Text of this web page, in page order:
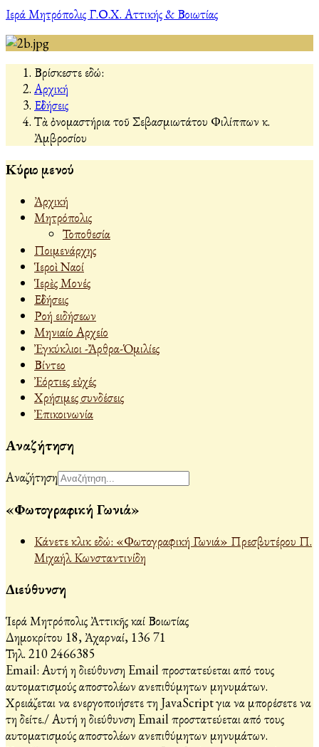
Ιερά Μητρόπολις Γ.Ο.Χ. Αττικής & Βοιωτίας
Βρίσκεστε εδώ:
Αρχική
Εἰδήσεις
Τὰ ὀνομαστήρια τοῦ Σεβασμιωτάτου Φιλίππων κ.
Ἀμβροσίου
Κύριο μενού
Ἀρχική
Μητρόπολις
Τοποθεσία
Ποιμενάρχης
Ἱεροὶ Ναοί
Ἱερὲς Μονές
Εἰδήσεις
Ροή ειδήσεων
Μηνιαίο Αρχείο
Ἐγκύκλιοι -Ἄρθρα-Ὁμιλίες
Βίντεο
Ἐόρτιες εὐχές
Χρήσιμες συνδέσεις
Ἐπικοινωνία
Αναζήτηση
Αναζήτηση
«Φωτογραφική Γωνιά»
Κάνετε κλικ εδώ: «Φωτογραφική Γωνιά» Πρεσβυτέρου Π.
Μιχαήλ Κωνσταντινίδη
Διεύθυνση
Ἱερά Μητρόπολις Ἀττικῆς καί Βοιωτίας
Δημοκρίτου 18, Ἀχαρναί, 136 71
Τηλ. 210 2466385
Email: Αυτή η διεύθυνση Email προστατεύεται από τους
αυτοματισμούς αποστολέων ανεπιθύμητων μηνυμάτων.
Χρειάζεται να ενεργοποιήσετε τη JavaScript για να μπορέσετε να
τη δείτε./Αυτή η διεύθυνση Email προστατεύεται από τους
αυτοματισμούς αποστολέων ανεπιθύμητων μηνυμάτων.